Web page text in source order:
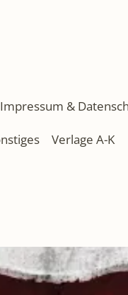
Impressum &
Verlage A-K